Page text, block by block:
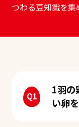
つわる豆知識を集
1羽の
い卵